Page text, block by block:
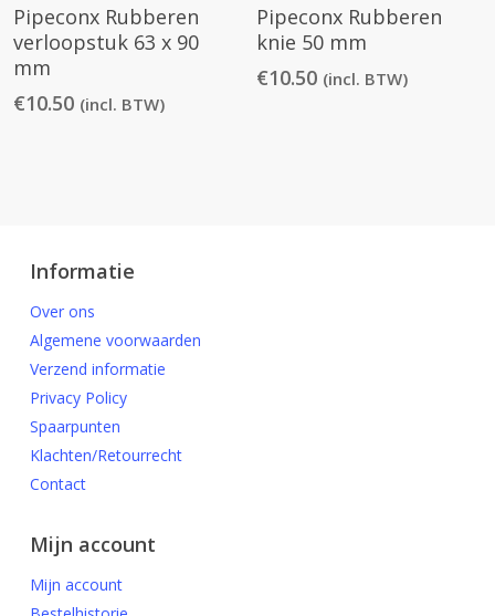
Pipeconx Rubberen
verloopstuk 63 x 90
mm
€10.50 (incl. BTW)
Pipeconx Rubberen
knie 50 mm
€10.50 (incl. BTW)
Informatie
Over ons
Algemene voorwaarden
Verzend informatie
Privacy Policy
Spaarpunten
Klachten/Retourrecht
Contact
Mijn account
Mijn account